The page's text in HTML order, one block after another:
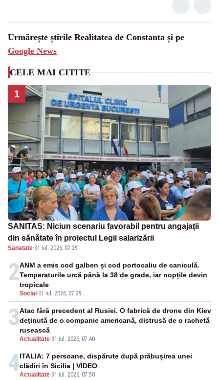
Urmărește știrile Realitatea de Constanta și pe
Google News
CELE MAI CITITE
1
SANITAS: Niciun scenariu favorabil pentru angajații
din sănătate în proiectul Legii salarizării
Sanatate·31 iul. 2026, 07:29
2
Social -31 iul. 2026, 07:39
ANM a emis cod galben și cod portocaliu de caniculă.
Temperaturile urcă până la 38 de grade, iar nopțile devin
tropicale
3
Actualitate-31 iul. 2026, 07:40
Atac fără precedent al Rusiei. O fabrică de drone din Kiev
deținută de o companie americană, distrusă de o rachetă
rusească
4Actualitate-31 iul. 2026, 07:50
ITALIA: 7 persoane, dispărute după prăbușirea unei
clădiri în Sicilia | VIDEO